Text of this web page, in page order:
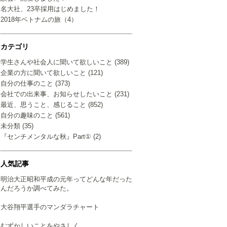
名大社、23卒採用はじめました！
2018年ベトナムの旅（4）
カテゴリ
学生さんや社会人に聞いて欲しいこと (389)
企業の方に聞いて欲しいこと (121)
自分の仕事のこと (373)
会社での出来事、お知らせしたいこと (231)
最近、思うこと、感じること (852)
自分の趣味のこと (561)
未分類 (35)
『センチメンタルな秋』Part① (2)
人気記事
明治大正昭和平成の元年ってどんな年だった
んだろうか調べてみた。
大谷翔平選手のマンダラチャート